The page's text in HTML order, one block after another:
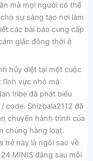
mà mọi người có thể
sự sáng tạo nơi làm
các bài báo cung cấp
giác đồng thời ở
hủy diệt tại một cuộc
lĩnh vực nhỏ mà
Iribe đã phát biểu
code. Shizbala2112 đã
chuyến hành trình của
chủng hàng loạt.
trẻ này là ngôi sao về
MINIS đằng sau mỗi